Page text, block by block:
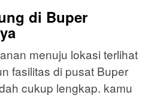
di Buper
menuju lokasi terlihat
fasilitas di pusat Buper
cukup lengkap. kamu